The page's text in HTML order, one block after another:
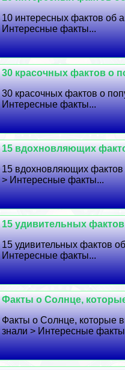
10 интересных фактов об
Интересные факты...
30 красочных фактов о
30 красочных фактов о
Интересные факты...
15 вдохновляющих
15 вдохновляющих
> Интересные факты...
15 удивительных
15 удивительных фактов
Интересные факты...
Факты о Солнце,
Факты о Солнце, которые
знали > Интересные